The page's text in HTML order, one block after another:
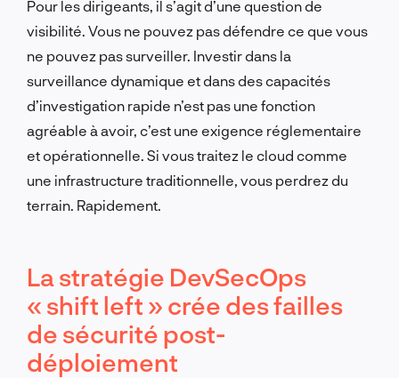
Pour les dirigeants, il s’agit d’une question de
visibilité. Vous ne pouvez pas défendre ce que vous
ne pouvez pas surveiller. Investir dans la
surveillance dynamique et dans des capacités
d’investigation rapide n’est pas une fonction
agréable à avoir, c’est une exigence réglementaire
et opérationnelle. Si vous traitez le cloud comme
une infrastructure traditionnelle, vous perdrez du
terrain. Rapidement.
La stratégie DevSecOps
« shift left » crée des failles
de sécurité post-
déploiement